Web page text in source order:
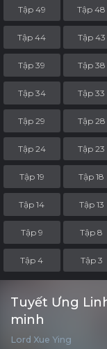
Tập 49 Tập 48
Tập 44 Tập 43
Tập 39 Tập 38
Tập 34 Tập 33
Tập 29 Tập 28
Tập 24 Tập 23
Tập 19 Tập 18
Tập 14 Tập 13
Tập 9 Tập 8
Tập 4 Tập 3
Tuyết Ưng
minh
Lord Xue Ying